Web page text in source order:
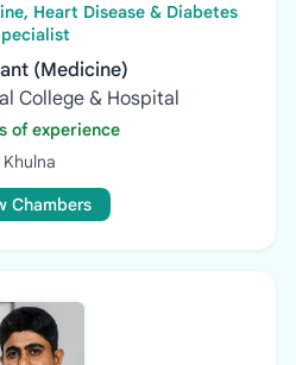
Heart Disease & Diabetes
(Medicine)
College & Hospital
of experience
Khulna
Chambers